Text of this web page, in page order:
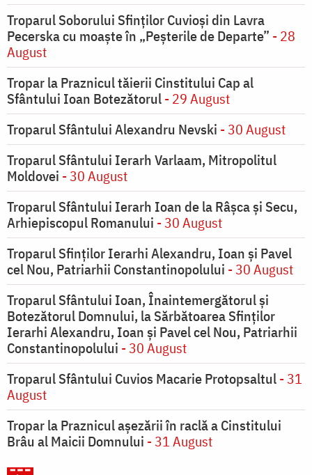
Troparul Soborului Sfinților Cuvioși din Lavra
Pecerska cu moaște în „Peșterile de Departe” - 28
August
Tropar la Praznicul tăierii Cinstitului Cap al
Sfântului Ioan Botezătorul- 29 August
Troparul Sfântului Alexandru Nevski - 30 August
Troparul Sfântului Ierarh Varlaam, Mitropolitul
Moldovei - 30 August
Troparul Sfântului Ierarh Ioan de la Râşca şi Secu,
Arhiepiscopul Romanului - 30 August
Troparul Sfinţilor Ierarhi Alexandru, Ioan şi Pavel
cel Nou, Patriarhii Constantinopolului - 30 August
Troparul Sfântului Ioan, Înaintemergătorul şi
Botezătorul Domnului, la Sărbătoarea Sfinţilor
Ierarhi Alexandru, Ioan şi Pavel cel Nou, Patriarhii
Constantinopolului - 30 August
Troparul Sfântului Cuvios Macarie Protopsaltul- 31
August
Tropar la Praznicul aşezării în raclă a Cinstitului
Brâu al Maicii Domnului - 31 August